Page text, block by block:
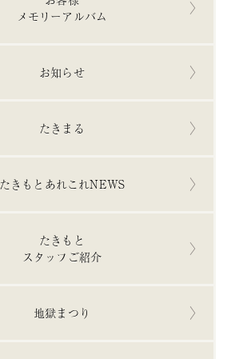
メモリーアルバム
お知らせ
たきまる
たきもとあれこれNEWS
たきもと
スタッフご紹介
地獄まつり